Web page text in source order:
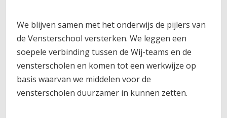
We blijven samen met het onderwijs de pijlers van
de Vensterschool versterken. We leggen een
soepele verbinding tussen de Wij-teams en de
vensterscholen en komen tot een werkwijze op
basis waarvan we middelen voor de
vensterscholen duurzamer in kunnen zetten.